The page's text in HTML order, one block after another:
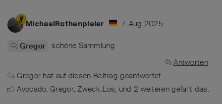
MichaelRothenpieler 7. Aug 2025
Gregor
schöne Sammlung
Antworten
Gregor hat auf diesen Beitrag geantwortet.
Avocado,Gregor,Zweck_Los, und 2 weiterengefällt das.